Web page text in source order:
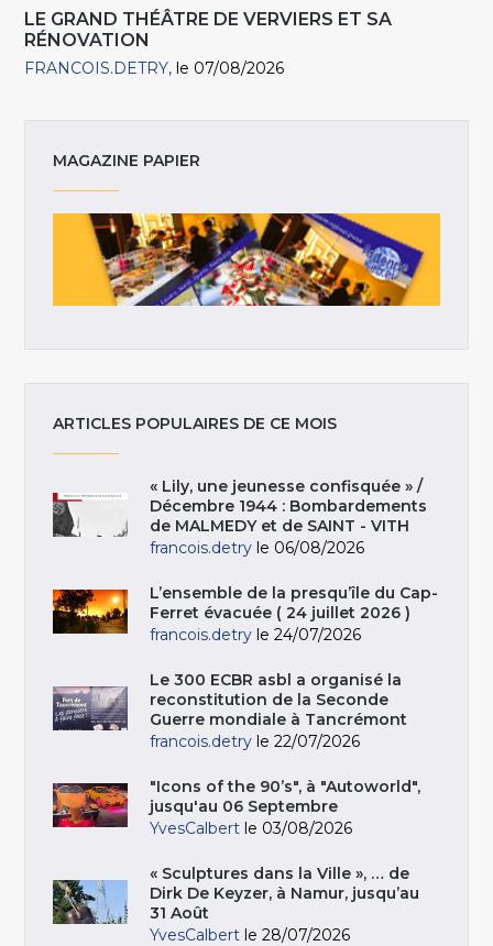
LE GRAND THÉÂTRE DE VERVIERS ET SA
RÉNOVATION
FRANCOIS.DETRY le 07/08/2026
MAGAZINE PAPIER
ARTICLES POPULAIRES DE CE MOIS
« Lily, une jeunesse confisquée » /
Décembre 1944 : Bombardements
de MALMEDY et de SAINT - VITH
francois.detry le 06/08/2026
L’ensemble de la presqu’île du Cap-
Ferret évacuée ( 24 juillet 2026 )
francois.detry le 24/07/2026
Le 300 ECBR asbl a organisé la
reconstitution de la Seconde
Guerre mondiale à Tancrémont
francois.detry le 22/07/2026
"Icons of the 90’s", à "Autoworld",
jusqu'au 06 Septembre
YvesCalbert le 03/08/2026
« Sculptures dans la Ville », … de
Dirk De Keyzer, à Namur, jusqu’au
31 Août
YvesCalbert le 28/07/2026